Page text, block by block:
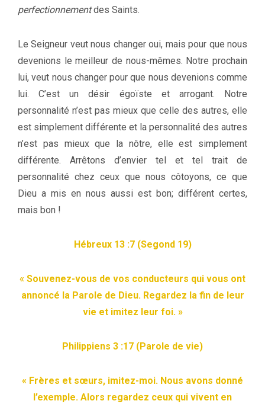
perfectionnementdes Saints.
Le Seigneur veut nous changer oui, mais pour que nous
devenions le meilleur de nous-mêmes. Notre prochain
lui, veut nous changer pour que nous devenions comme
lui. C’est un désir égoïste et arrogant. Notre
personnalité n’est pas mieux que celle des autres, elle
est simplement différente et la personnalité des autres
n’est pas mieux que la nôtre, elle est simplement
différente. Arrêtons d’envier tel et tel trait de
personnalité chez ceux que nous côtoyons, ce que
Dieu a mis en nous aussi est bon; différent certes,
mais bon !
Hébreux 13 :7 (Segond 19)
« Souvenez-vous de vos conducteurs qui vous ont
annoncé la Parole de Dieu. Regardez la fin de leur
vie et imitez leur foi. »
Philippiens 3 :17 (Parole de vie)
« Frères et sœurs, imitez-moi. Nous avons donné
l’exemple. Alors regardez ceux qui vivent en